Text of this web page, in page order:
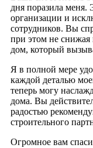
дня поразила меня.
организации и
сотрудников. Вы
при этом не снижая
дом, который
Я в полной мере
каждой деталью
теперь могу
дома. Вы
радостью
строительного
Огромное вам